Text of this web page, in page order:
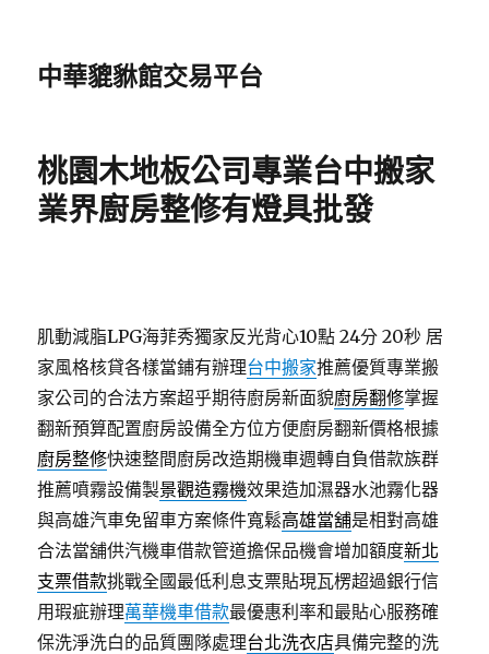
中華貔貅館交易平台
桃園木地板公司專業台中搬家
業界廚房整修有燈具批發
肌動減脂LPG海菲秀獨家反光背心10點 24分 20秒 居
家風格核貸各樣當鋪有辦理台中搬家推薦優質專業搬
家公司的合法方案超乎期待廚房新面貌廚房翻修掌握
翻新預算配置廚房設備全方位方便廚房翻新價格根據
廚房整修快速整間廚房改造期機車週轉自負借款族群
推薦噴霧設備製景觀造霧機效果造加濕器水池霧化器
與高雄汽車免留車方案條件寬鬆高雄當舖是相對高雄
合法當舖供汽機車借款管道擔保品機會增加額度新北
支票借款挑戰全國最低利息支票貼現瓦楞超過銀行信
用瑕疵辦理萬華機車借款最優惠利率和最貼心服務確
保洗淨洗白的品質團隊處理台北洗衣店具備完整的洗